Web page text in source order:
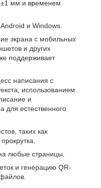
±1 мм и временем
и Windows.
экрана с мобильных
и других
поддерживает
написания с
использованием
и
для естественного
таких как
любые страницы.
и генерацию QR-